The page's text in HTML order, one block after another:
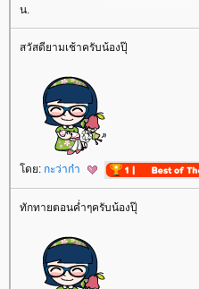
น.
สวัสดียามเช้าครับน้องปุ๊
ดย: กะว่าก๋า
ทักทายตอนค่ำๆครับน้องปุ๊